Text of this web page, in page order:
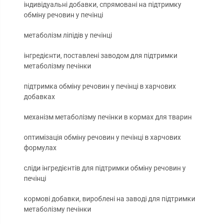
індивідуальні добавки, спрямовані на підтримку
обміну речовин у печінці
метаболізм ліпідів у печінці
інгредієнти, поставлені заводом для підтримки
метаболізму печінки
підтримка обміну речовин у печінці в харчових
добавках
механізм метаболізму печінки в кормах для тварин
оптимізація обміну речовин у печінці в харчових
формулах
сліди інгредієнтів для підтримки обміну речовин у
печінці
кормові добавки, вироблені на заводі для підтримки
метаболізму печінки